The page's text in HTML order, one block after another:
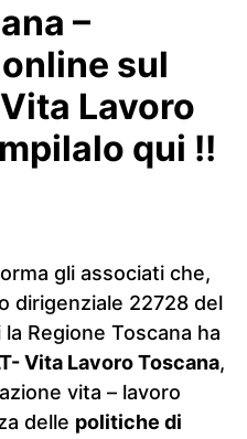
–
sul
Lavoro
qui !!
gli associati che,
dirigenziale 22728 del
Regione Toscana ha
Vita Lavoro Toscana,
vita – lavoro
delle politiche di